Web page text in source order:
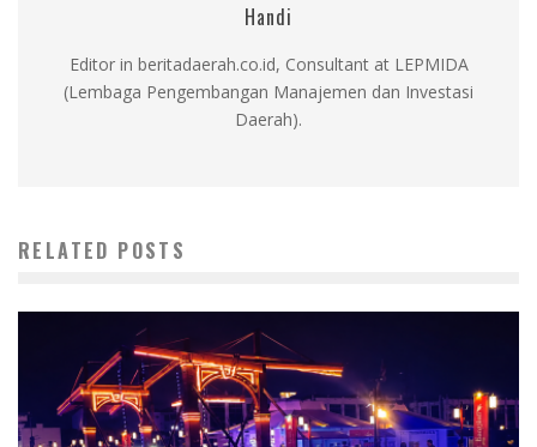
Handi
Editor in beritadaerah.co.id, Consultant at LEPMIDA
(Lembaga Pengembangan Manajemen dan Investasi
Daerah).
RELATED POSTS